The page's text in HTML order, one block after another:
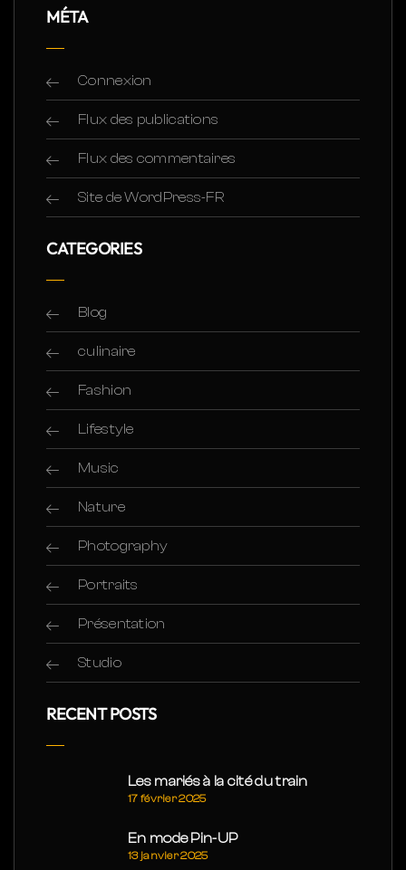
MÉTA
Connexion
Flux des publications
Flux des commentaires
Site de WordPress-FR
CATEGORIES
Blog
culinaire
Fashion
Lifestyle
Music
Nature
Photography
Portraits
Présentation
Studio
RECENT POSTS
Les mariés à la cité du train
17 février 2025
En mode Pin-UP
13 janvier 2025